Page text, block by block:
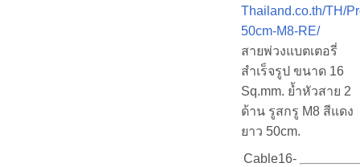
Thailand.co.th/TH/
50cm-M8-RE/
สายพ่วงแบตเตอรี่
สำเร็จรูป ขนาด 16
Sq.mm. ย้ำหัวสาย 2
ด้าน รูสกรู M8 สีแดง
ยาว 50cm.
Cable16-